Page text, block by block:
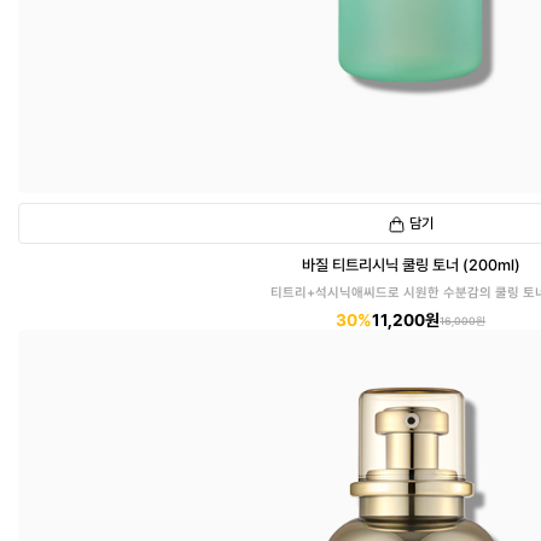
담기
바질 티트리시닉 쿨링 토너 (200ml)
티트리+석시닉애씨드로 시원한 수분감의 쿨링 토
30%11,200원16,000원